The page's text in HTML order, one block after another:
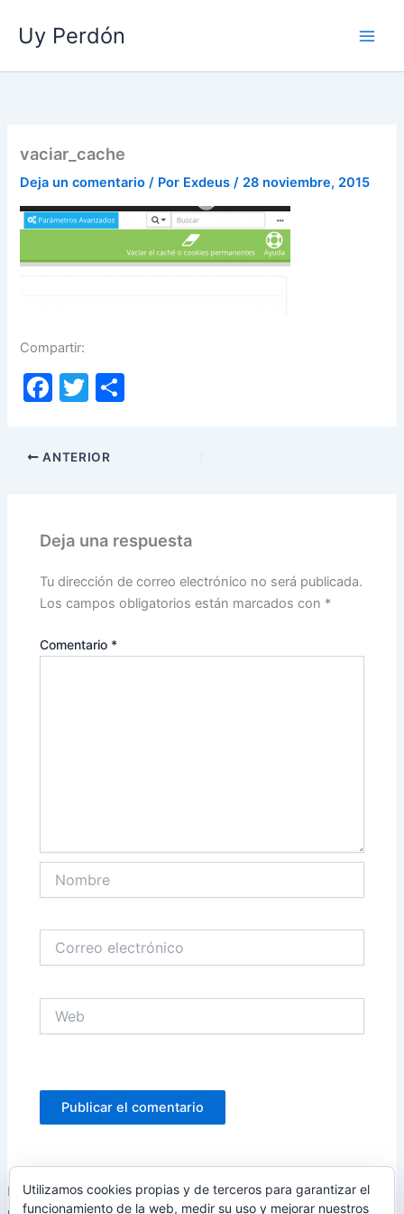
contenido
Uy Perdón
vaciar_cache
Deja un comentario / Por Exdeus/ 28 noviembre, 2015
Compartir:
F
c
e
o
o
k
T
itt
er
tir
ANTERIOR
Deja una respuesta
Tu dirección de correo electrónico no será publicada.
Los campos obligatorios están marcados con *
Comentario *
electrónico
Este sitio usa Akismet para reducir el spam.Aprende cómo se
Utilizamos cookies propias y de terceros para garantizar el
funcionamiento de la web, medir su uso y mejorar nuestros